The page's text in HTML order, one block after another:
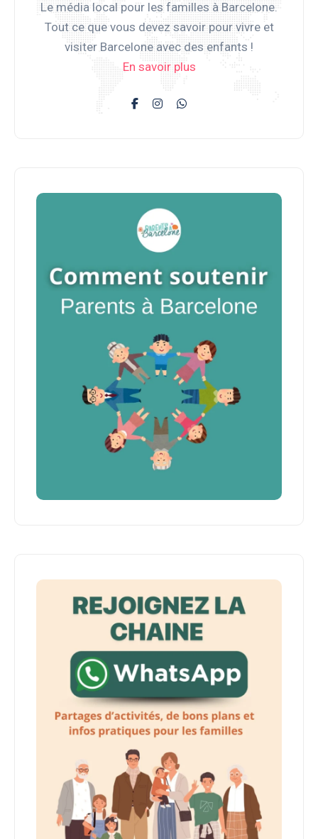
Le média local pour les familles à Barcelone.
Tout ce que vous devez savoir pour vivre et
visiter Barcelone avec des enfants !
En savoir plus